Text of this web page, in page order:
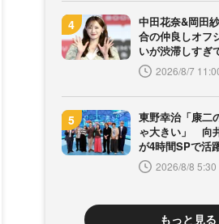
中田花奈&岡田
合の仲良しオフ
いが渋滞しすぎ
2026/8/7
東野幸治「康二
ゃ大きい」 向
が4時間SPで活
2026/8/8 5:30
もっと見る